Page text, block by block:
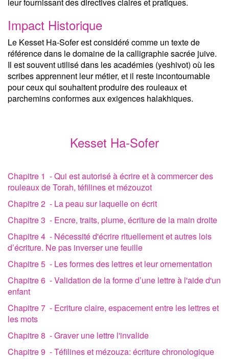
Impact Historique
Le Kesset Ha-Sofer est considéré comme un texte de
référence dans le domaine de la calligraphie sacrée juive.
Il est souvent utilisé dans les académies (yeshivot) où les
scribes apprennent leur métier, et il reste incontournable
pour ceux qui souhaitent produire des rouleaux et
parchemins conformes aux exigences halakhiques.
Kesset Ha-Sofer
Chapitre 1 - Qui est autorisé à écrire et à commercer des
rouleaux de Torah, téfilines et mézouzot
Chapitre 2 - La peau sur laquelle on écrit
Chapitre 3 - Encre, traits, plume, écriture de la main droite
Chapitre 4 - Nécessité d'écrire rituellement et autres lois
d’écriture. Ne pas inverser une feuille
Chapitre 5 - Les formes des lettres et leur ornementation
Chapitre 6 - Validation de la forme d’une lettre à l'aide d'un
enfant
Chapitre 7 - Ecriture claire, espacement entre les lettres et
les mots
Chapitre 8 - Graver une lettre l'invalide
Chapitre 9 - Téfilines et mézouza: écriture chronologique